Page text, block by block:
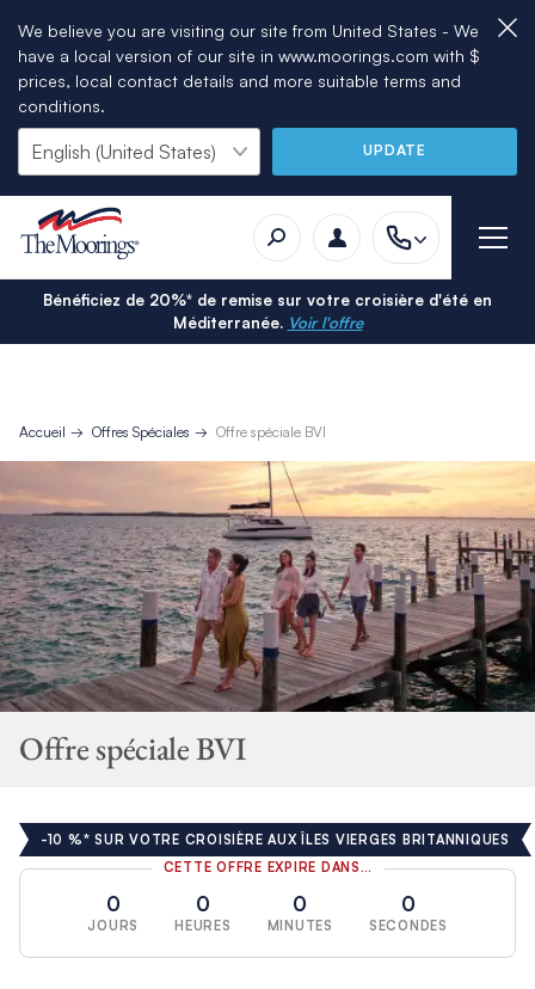
We believe you are visiting our site from United States - We
have a local version of our site in www.moorings.com with $
prices, local contact details and more suitable terms and
conditions.
UPDATE
Bénéficiez de 20%* de remise sur votre croisière d'été en
Méditerranée. Voir l'offre
Accueil Offres Spéciales Offre spéciale BVI
Offre spéciale BVI
-10 %* SUR VOTRE CROISIÈRE AUX ÎLES VIERGES BRITANNIQUES
CETTE OFFRE EXPIRE DANS…
0
JOURS
0
HEURES
0
MINUTES
0
SECONDES